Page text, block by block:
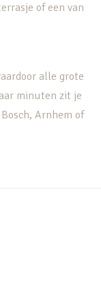
of een van
alle grote
minuten zit je
Arnhem of